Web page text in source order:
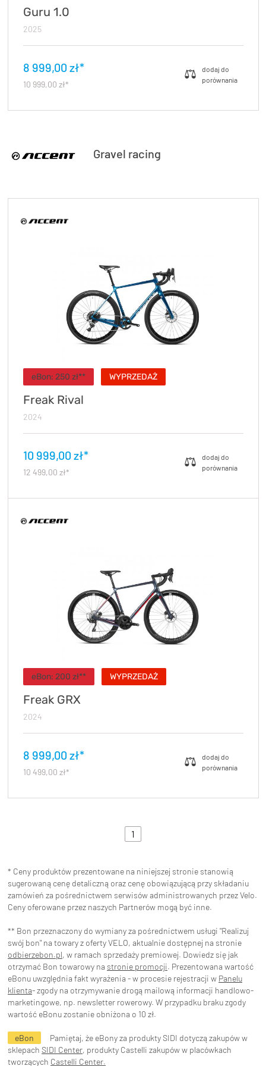
Guru 1.0
2025
8 999,00 zł*
10 999,00 zł*
Gravel racing
eBon: 250 zł** WYPRZEDAŻ
Freak Rival
2024
10 999,00 zł*
12 499,00 zł*
eBon: 200 zł** WYPRZEDAŻ
Freak GRX
2024
8 999,00 zł*
10 499,00 zł*
1
* Ceny produktów prezentowane na niniejszej stronie stanowią
sugerowaną cenę detaliczną oraz cenę obowiązującą przy składaniu
zamówień za pośrednictwem serwisów administrowanych przez Velo.
Ceny oferowane przez naszych Partnerów mogą być inne.
** Bon przeznaczony do wymiany za pośrednictwem usługi "Realizuj
swój bon" na towary z oferty VELO, aktualnie dostępnej na stronie
odbierzebon.pl, w ramach sprzedaży premiowej. Dowiedz się jak
otrzymać Bon towarowy na stronie promocji. Prezentowana wartość
eBonu uwzględnia fakt wyrażenia - w procesie rejestracji w Panelu
klienta- zgody na otrzymywanie drogą mailową informacji handlowo-
marketingowe, np. newsletter rowerowy. W przypadku braku zgody
wartość eBonu zostanie obniżona o 10 zł.
eBon
Pamiętaj, że eBony za produkty SIDI dotyczą zakupów w
sklepach SIDI Center, produkty Castelli zakupów w placówkach
tworzących Castelli Center.